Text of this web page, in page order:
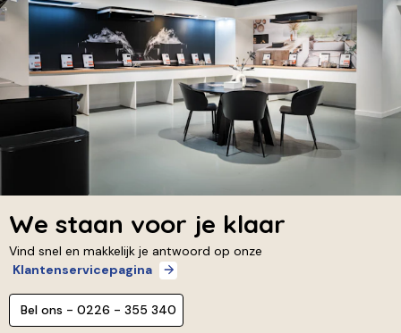
We staan voor je klaar
Vind snel en makkelijk je antwoord op onze
Klantenservicepagina
Bel ons - 0226 - 355 340